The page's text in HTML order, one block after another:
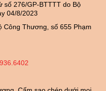
số 276/GP-BTTTT do Bộ
04/8/2023
Công Thương, số 655 Phạm